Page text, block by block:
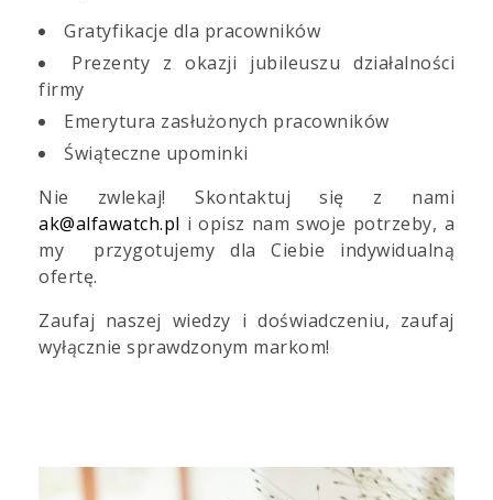
Gratyfikacje dla pracowników
Prezenty z okazji jubileuszu działalności
firmy
Emerytura zasłużonych pracowników
Świąteczne upominki
Nie zwlekaj! Skontaktuj się z nami
ak@alfawatch.pl i opisz nam swoje potrzeby, a
my przygotujemy dla Ciebie indywidualną
ofertę.
Zaufaj naszej wiedzy i doświadczeniu, zaufaj
wyłącznie sprawdzonym markom!